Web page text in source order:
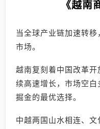
《越南
当全球产业链加速转
市场。
越南复刻着中国改革
续高速增长，市场空
掘金的最优选择。
中越两国山水相连、